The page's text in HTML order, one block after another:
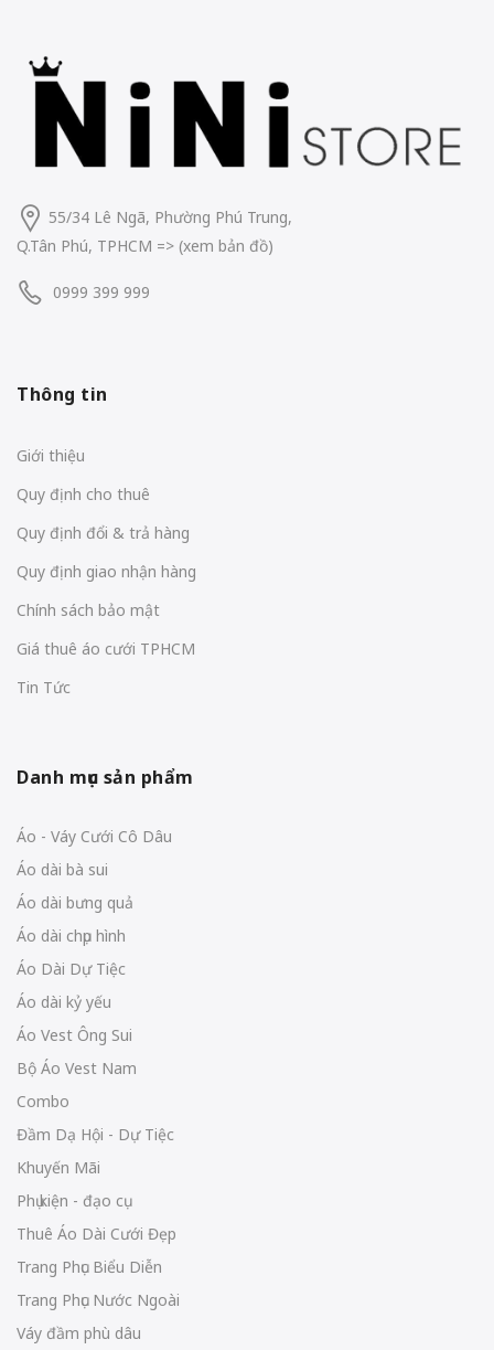
55/34 Lê Ngã, Phường Phú Trung,
Q.Tân Phú, TPHCM => (xem bản đồ)
0999 399 999
Thông tin
Giới thiệu
Quy định cho thuê
Quy định đổi & trả hàng
Quy định giao nhận hàng
Chính sách bảo mật
Giá thuê áo cưới TPHCM
Tin Tức
Danh mục sản phẩm
Áo - Váy Cưới Cô Dâu
Áo dài bà sui
Áo dài bưng quả
Áo dài chụp hình
Áo Dài Dự Tiệc
Áo dài kỷ yếu
Áo Vest Ông Sui
Bộ Áo Vest Nam
Combo
Đầm Dạ Hội - Dự Tiệc
Khuyến Mãi
Phụ kiện - đạo cụ
Thuê Áo Dài Cưới Đẹp
Trang Phục Biểu Diễn
Trang Phục Nước Ngoài
Váy đầm phù dâu